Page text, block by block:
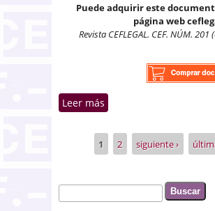
Puede adquirir este
página web
Revista CEFLEGAL. CEF. NÚM.
Leer más
para los clientes
Páginas
1 2 siguiente ›
Formulario de
Buscar